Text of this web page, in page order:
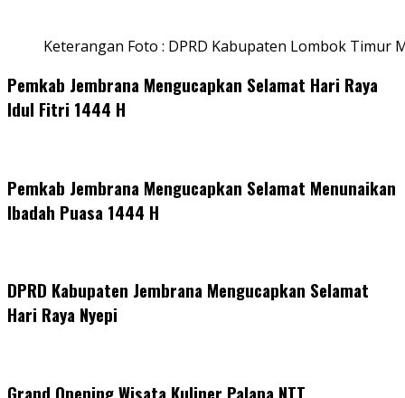
Keterangan Foto : DPRD Kabupaten Lombok Timur
Pemkab Jembrana Mengucapkan Selamat Hari Raya
Idul Fitri 1444 H
Pemkab Jembrana Mengucapkan Selamat Menunaikan
Ibadah Puasa 1444 H
DPRD Kabupaten Jembrana Mengucapkan Selamat
Hari Raya Nyepi
Grand Opening Wisata Kuliner Palapa NTT